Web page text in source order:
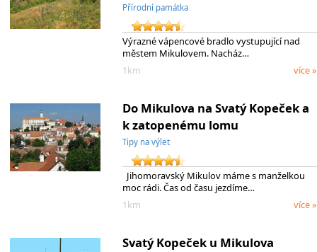
Přírodní památka
Výrazné vápencové bradlo vystupující nad
městem Mikulovem. Nacház…
1km
více »
Do Mikulova na Svatý Kopeček a
k zatopenému lomu
Tipy na výlet
Jihomoravský Mikulov máme s manželkou
moc rádi. Čas od času jezdíme…
1km
více »
Svatý Kopeček u Mikulova